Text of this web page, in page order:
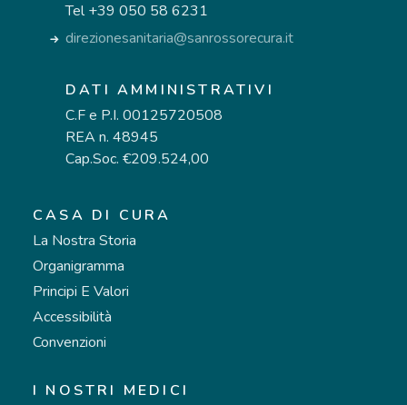
Tel +39 050 58 6231
direzionesanitaria@sanrossorecura.it
DATI AMMINISTRATIVI
C.F e P.I. 00125720508
REA n. 48945
Cap.Soc. €209.524,00
CASA DI CURA
La Nostra Storia
Organigramma
Principi E Valori
Accessibilità
Convenzioni
I NOSTRI MEDICI